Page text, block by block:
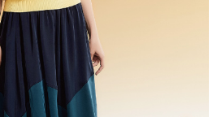
司提供之「AFTEE先享後付」服務完成之交
供個人資料，並將交易相關給付款項請求債
。
瀏覽以下網址：
法定代理人或監護人之同意方可使用
意申辦者引起之損失，本公司不負相關責
以上)免運費
含以上)免運費